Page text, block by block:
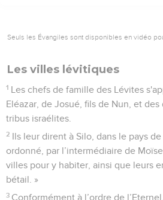
Seuls les Évangiles sont disponibles en vidéo
Les villes lévitiques
1 Les chefs de famille des Lévites
Eléazar, de Josué, fils de Nun, et
tribus israélites.
2 Ils leur dirent à Silo, dans le pays
ordonné, par l’intermédiaire de
villes pour y habiter, ainsi que leurs
bétail. »
3 Conformément à l’ordre de